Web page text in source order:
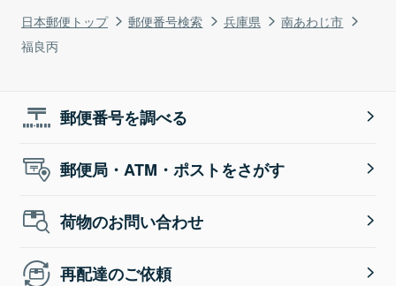
日本郵便トップ 郵便番号検索 兵庫県
南あわじ市
福良丙
郵便番号を調べる
郵便局・ATM・ポストをさがす
荷物のお問い合わせ
再配達のご依頼